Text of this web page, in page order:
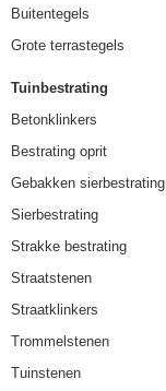
Buitentegels
Grote terrastegels
Tuinbestrating
Betonklinkers
Bestrating oprit
Gebakken sierbestrating
Sierbestrating
Strakke bestrating
Straatstenen
Straatklinkers
Trommelstenen
Tuinstenen